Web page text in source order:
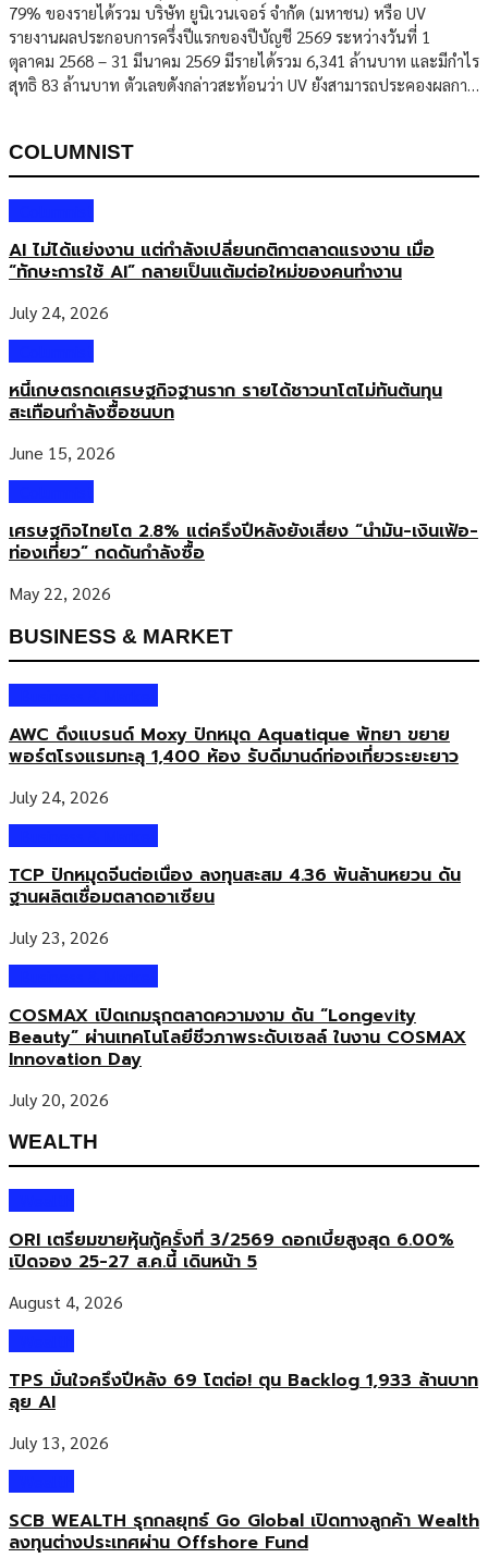
79% ของรายได้รวม บริษัท ยูนิเวนเจอร์ จำกัด (มหาชน) หรือ UV
รายงานผลประกอบการครึ่งปีแรกของปีบัญชี 2569 ระหว่างวันที่ 1
ตุลาคม 2568 – 31 มีนาคม 2569 มีรายได้รวม 6,341 ล้านบาท และมีกำไร
สุทธิ 83 ล้านบาท ตัวเลขดังกล่าวสะท้อนว่า UV ยังสามารถประคองผลการ
อ่อนตัวลง ธุรกิจลงทุนสร้างรายได้หลัก 5,027 ล้านบาท เมื่อแยกโครงสร้าง
รายได้ครึ่งปีแรก พบว่า ธุรกิจการลงทุน ยังเป็นฐานรายได้สำคัญของ UV
โดยมีรายได้ […]
COLUMNIST
AI ไม่ได้แย่งงาน แต่กำลังเปลี่ยนกติกาตลาดแรงงาน เมื่อ
“ทักษะการใช้ AI” กลายเป็นแต้มต่อใหม่ของคนทำงาน
July 24, 2026
หนี้เกษตรกดเศรษฐกิจฐานราก รายได้ชาวนาโตไม่ทันต้นทุน
สะเทือนกำลังซื้อชนบท
June 15, 2026
เศรษฐกิจไทยโต 2.8% แต่ครึ่งปีหลังยังเสี่ยง “น้ำมัน-เงินเฟ้อ-
ท่องเที่ยว” กดดันกำลังซื้อ
May 22, 2026
BUSINESS & MARKET
AWC ดึงแบรนด์ Moxy ปักหมุด Aquatique พัทยา ขยาย
พอร์ตโรงแรมทะลุ 1,400 ห้อง รับดีมานด์ท่องเที่ยวระยะยาว
July 24, 2026
TCP ปักหมุดจีนต่อเนื่อง ลงทุนสะสม 4.36 พันล้านหยวน ดัน
ฐานผลิตเชื่อมตลาดอาเซียน
July 23, 2026
COSMAX เปิดเกมรุกตลาดความงาม ดัน “Longevity
Beauty” ผ่านเทคโนโลยีชีวภาพระดับเซลล์ ในงาน COSMAX
Innovation Day
July 20, 2026
WEALTH
ORI เตรียมขายหุ้นกู้ครั้งที่ 3/2569 ดอกเบี้ยสูงสุด 6.00%
เปิดจอง 25-27 ส.ค.นี้ เดินหน้า 5
August 4, 2026
TPS มั่นใจครึ่งปีหลัง 69 โตต่อ! ตุน Backlog 1,933 ล้านบาท
ลุย AI
July 13, 2026
SCB WEALTH รุกกลยุทธ์ Go Global เปิดทางลูกค้า Wealth
ลงทุนต่างประเทศผ่าน Offshore Fund